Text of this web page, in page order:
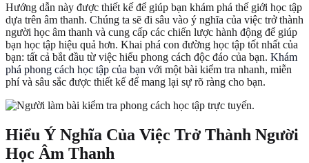
Hướng dẫn này được thiết kế để giúp bạn khám phá thế giới học tập
dựa trên âm thanh. Chúng ta sẽ đi sâu vào ý nghĩa của việc trở thành
người học âm thanh và cung cấp các chiến lược hành động để giúp
bạn học tập hiệu quả hơn. Khai phá con đường học tập tốt nhất của
bạn: tất cả bắt đầu từ việc hiểu phong cách độc đáo của bạn. Khám
phá phong cách học tập của bạn với một bài kiểm tra nhanh, miễn
phí và sâu sắc được thiết kế để mang lại sự rõ ràng cho bạn.
Hiểu Ý Nghĩa Của Việc Trở Thành Người
Học Âm Thanh